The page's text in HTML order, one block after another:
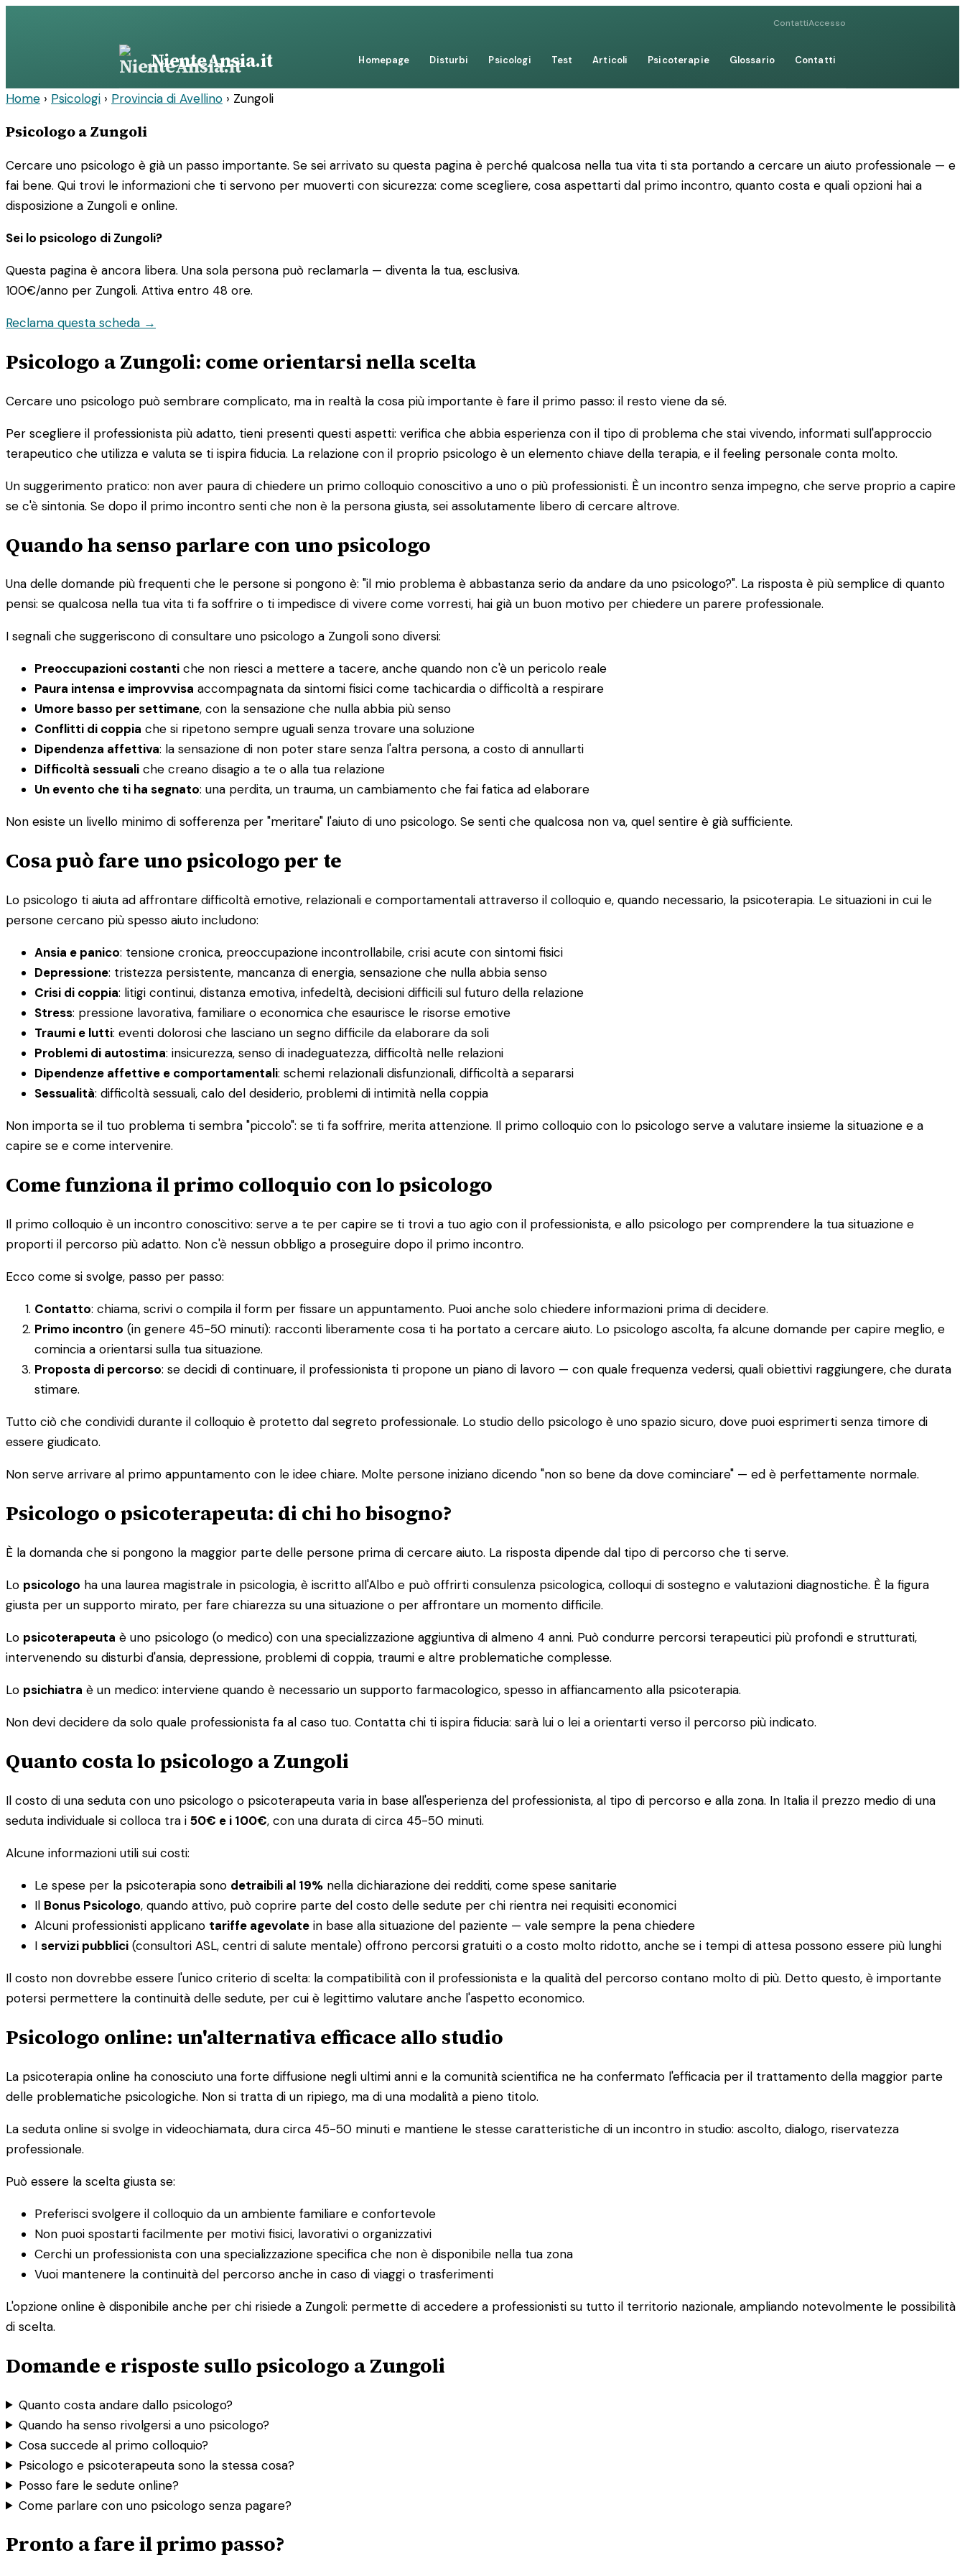
ContattiAccesso
NienteAnsia.it Homepage Disturbi Psicologi Test Articoli Psicoterapie Glossario Contatti
Home › Psicologi › Provincia di Avellino › Zungoli
Psicologo a Zungoli
Cercare uno psicologo è già un passo importante. Se sei arrivato su questa pagina è perché qualcosa nella tua vita ti sta portando a cercare un aiuto professionale — e
fai bene. Qui trovi le informazioni che ti servono per muoverti con sicurezza: come scegliere, cosa aspettarti dal primo incontro, quanto costa e quali opzioni hai a
disposizione a Zungoli e online.
Sei lo psicologo di Zungoli?
Questa pagina è ancora libera. Una sola persona può reclamarla — diventa la tua, esclusiva.
100€/anno per Zungoli. Attiva entro 48 ore.
Reclama questa scheda →
Psicologo a Zungoli: come orientarsi nella scelta
Cercare uno psicologo può sembrare complicato, ma in realtà la cosa più importante è fare il primo passo: il resto viene da sé.
Per scegliere il professionista più adatto, tieni presenti questi aspetti: verifica che abbia esperienza con il tipo di problema che stai vivendo, informati sull'approccio
terapeutico che utilizza e valuta se ti ispira fiducia. La relazione con il proprio psicologo è un elemento chiave della terapia, e il feeling personale conta molto.
Un suggerimento pratico: non aver paura di chiedere un primo colloquio conoscitivo a uno o più professionisti. È un incontro senza impegno, che serve proprio a capire
se c'è sintonia. Se dopo il primo incontro senti che non è la persona giusta, sei assolutamente libero di cercare altrove.
Quando ha senso parlare con uno psicologo
Una delle domande più frequenti che le persone si pongono è: "il mio problema è abbastanza serio da andare da uno psicologo?". La risposta è più semplice di quanto
pensi: se qualcosa nella tua vita ti fa soffrire o ti impedisce di vivere come vorresti, hai già un buon motivo per chiedere un parere professionale.
I segnali che suggeriscono di consultare uno psicologo a Zungoli sono diversi:
Preoccupazioni costanti che non riesci a mettere a tacere, anche quando non c'è un pericolo reale
Paura intensa e improvvisa accompagnata da sintomi fisici come tachicardia o difficoltà a respirare
Umore basso per settimane, con la sensazione che nulla abbia più senso
Conflitti di coppia che si ripetono sempre uguali senza trovare una soluzione
Dipendenza affettiva: la sensazione di non poter stare senza l'altra persona, a costo di annullarti
Difficoltà sessuali che creano disagio a te o alla tua relazione
Un evento che ti ha segnato: una perdita, un trauma, un cambiamento che fai fatica ad elaborare
Non esiste un livello minimo di sofferenza per "meritare" l'aiuto di uno psicologo. Se senti che qualcosa non va, quel sentire è già sufficiente.
Cosa può fare uno psicologo per te
Lo psicologo ti aiuta ad affrontare difficoltà emotive, relazionali e comportamentali attraverso il colloquio e, quando necessario, la psicoterapia. Le situazioni in cui le
persone cercano più spesso aiuto includono:
Ansia e panico: tensione cronica, preoccupazione incontrollabile, crisi acute con sintomi fisici
Depressione: tristezza persistente, mancanza di energia, sensazione che nulla abbia senso
Crisi di coppia: litigi continui, distanza emotiva, infedeltà, decisioni difficili sul futuro della relazione
Stress: pressione lavorativa, familiare o economica che esaurisce le risorse emotive
Traumi e lutti: eventi dolorosi che lasciano un segno difficile da elaborare da soli
Problemi di autostima: insicurezza, senso di inadeguatezza, difficoltà nelle relazioni
Dipendenze affettive e comportamentali: schemi relazionali disfunzionali, difficoltà a separarsi
Sessualità: difficoltà sessuali, calo del desiderio, problemi di intimità nella coppia
Non importa se il tuo problema ti sembra "piccolo": se ti fa soffrire, merita attenzione. Il primo colloquio con lo psicologo serve a valutare insieme la situazione e a
capire se e come intervenire.
Come funziona il primo colloquio con lo psicologo
Il primo colloquio è un incontro conoscitivo: serve a te per capire se ti trovi a tuo agio con il professionista, e allo psicologo per comprendere la tua situazione e
proporti il percorso più adatto. Non c'è nessun obbligo a proseguire dopo il primo incontro.
Ecco come si svolge, passo per passo:
Contatto: chiama, scrivi o compila il form per fissare un appuntamento. Puoi anche solo chiedere informazioni prima di decidere.
Primo incontro (in genere 45-50 minuti): racconti liberamente cosa ti ha portato a cercare aiuto. Lo psicologo ascolta, fa alcune domande per capire meglio, e
comincia a orientarsi sulla tua situazione.
Proposta di percorso: se decidi di continuare, il professionista ti propone un piano di lavoro — con quale frequenza vedersi, quali obiettivi raggiungere, che durata
stimare.
Tutto ciò che condividi durante il colloquio è protetto dal segreto professionale. Lo studio dello psicologo è uno spazio sicuro, dove puoi esprimerti senza timore di
essere giudicato.
Non serve arrivare al primo appuntamento con le idee chiare. Molte persone iniziano dicendo "non so bene da dove cominciare" — ed è perfettamente normale.
Psicologo o psicoterapeuta: di chi ho bisogno?
È la domanda che si pongono la maggior parte delle persone prima di cercare aiuto. La risposta dipende dal tipo di percorso che ti serve.
Lo psicologo ha una laurea magistrale in psicologia, è iscritto all'Albo e può offrirti consulenza psicologica, colloqui di sostegno e valutazioni diagnostiche. È la figura
giusta per un supporto mirato, per fare chiarezza su una situazione o per affrontare un momento difficile.
Lo psicoterapeuta è uno psicologo (o medico) con una specializzazione aggiuntiva di almeno 4 anni. Può condurre percorsi terapeutici più profondi e strutturati,
intervenendo su disturbi d'ansia, depressione, problemi di coppia, traumi e altre problematiche complesse.
Lo psichiatra è un medico: interviene quando è necessario un supporto farmacologico, spesso in affiancamento alla psicoterapia.
Non devi decidere da solo quale professionista fa al caso tuo. Contatta chi ti ispira fiducia: sarà lui o lei a orientarti verso il percorso più indicato.
Quanto costa lo psicologo a Zungoli
Il costo di una seduta con uno psicologo o psicoterapeuta varia in base all'esperienza del professionista, al tipo di percorso e alla zona. In Italia il prezzo medio di una
seduta individuale si colloca tra i 50€ e i 100€, con una durata di circa 45-50 minuti.
Alcune informazioni utili sui costi:
Le spese per la psicoterapia sono detraibili al 19% nella dichiarazione dei redditi, come spese sanitarie
Il Bonus Psicologo, quando attivo, può coprire parte del costo delle sedute per chi rientra nei requisiti economici
Alcuni professionisti applicano tariffe agevolate in base alla situazione del paziente — vale sempre la pena chiedere
I servizi pubblici (consultori ASL, centri di salute mentale) offrono percorsi gratuiti o a costo molto ridotto, anche se i tempi di attesa possono essere più lunghi
Il costo non dovrebbe essere l'unico criterio di scelta: la compatibilità con il professionista e la qualità del percorso contano molto di più. Detto questo, è importante
potersi permettere la continuità delle sedute, per cui è legittimo valutare anche l'aspetto economico.
Psicologo online: un'alternativa efficace allo studio
La psicoterapia online ha conosciuto una forte diffusione negli ultimi anni e la comunità scientifica ne ha confermato l'efficacia per il trattamento della maggior parte
delle problematiche psicologiche. Non si tratta di un ripiego, ma di una modalità a pieno titolo.
La seduta online si svolge in videochiamata, dura circa 45-50 minuti e mantiene le stesse caratteristiche di un incontro in studio: ascolto, dialogo, riservatezza
professionale.
Può essere la scelta giusta se:
Preferisci svolgere il colloquio da un ambiente familiare e confortevole
Non puoi spostarti facilmente per motivi fisici, lavorativi o organizzativi
Cerchi un professionista con una specializzazione specifica che non è disponibile nella tua zona
Vuoi mantenere la continuità del percorso anche in caso di viaggi o trasferimenti
L'opzione online è disponibile anche per chi risiede a Zungoli: permette di accedere a professionisti su tutto il territorio nazionale, ampliando notevolmente le possibilità
di scelta.
Domande e risposte sullo psicologo a Zungoli
Quanto costa andare dallo psicologo?
Quando ha senso rivolgersi a uno psicologo?
Cosa succede al primo colloquio?
Psicologo e psicoterapeuta sono la stessa cosa?
Posso fare le sedute online?
Come parlare con uno psicologo senza pagare?
Pronto a fare il primo passo?